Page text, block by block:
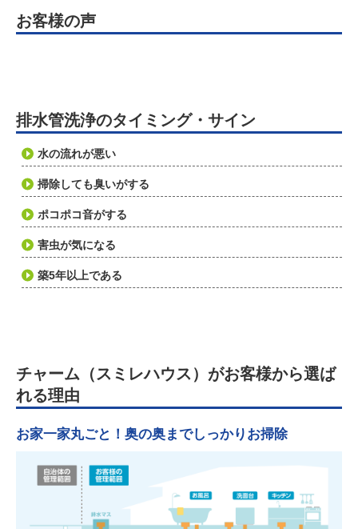
お客様の声
排水管洗浄のタイミング・サイン
水の流れが悪い
掃除しても臭いがする
ポコポコ音がする
害虫が気になる
築5年以上である
チャーム（スミレハウス）がお客様から選ば
れる理由
お家一家丸ごと！奥の奥までしっかりお掃除